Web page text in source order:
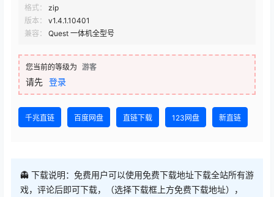
格式：
zip
版本：
v1.4.1.10401
兼容：
Quest 一体机全型号
您当前的等级为 游客
请先 登录
千兆直链 百度网盘 直链下载 123网盘 新直链
👻 下载说明：免费用户可以使用免费下载地址下载全站所有游
戏，评论后即可下载，（选择下载框上方免费下载地址），